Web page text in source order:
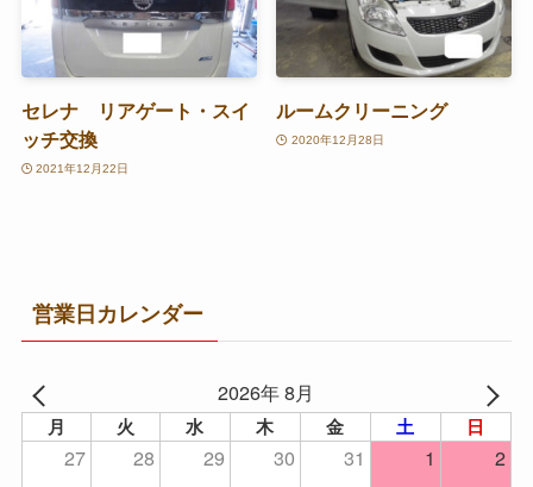
セレナ リアゲート・スイ
ッチ交換
2021年12月22日
ルームクリーニング
2020年12月28日
営業日カレンダー
2026年 8月
月 火 水 木 金 土 日
27 28 29 30 31 1
2